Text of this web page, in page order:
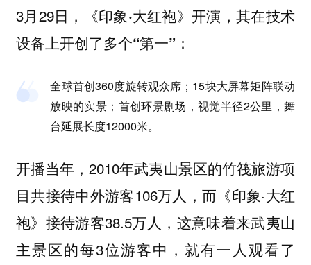
3月29日，
《印象·大红袍》开演，其在技术
设备上开创了多个“第一” ：
全球首创360度旋转观众席；15块大屏幕矩阵联动
放映的实景；首创环景剧场，视觉半径2公里，舞
台延展长度12000米。
开播当年，2010年武夷山景区的竹筏旅游项
目共接待中外游客106万人，而《印象·大红
袍》接待游客38.5万人，这意味着来武夷山
主景区的每3位游客中，就有一人观看了